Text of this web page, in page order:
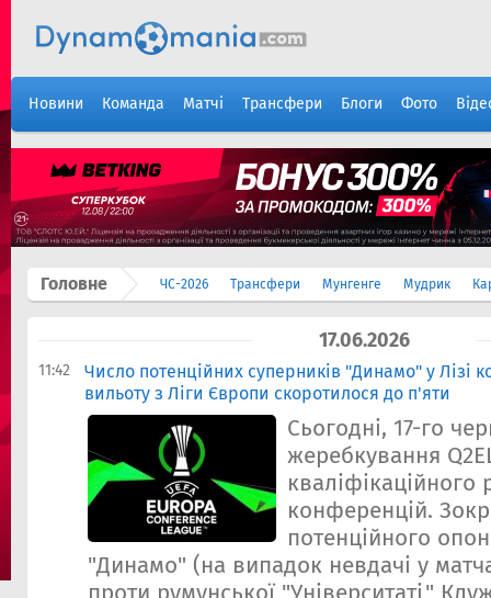
Новини Команда Матчі Трансфери Блоги Фото
Головне ЧС-2026 Трансфери Мунгенге Мудрик
17.06.2026
11:42
Число потенційних суперників "Динамо" у Лізі
вильоту з Ліги Європи скоротилося до п'яти
Сьогодні, 17-го
жеребкування
кваліфікаційного
конференцій.
потенційного
"Динамо" (на випадок невдачі у